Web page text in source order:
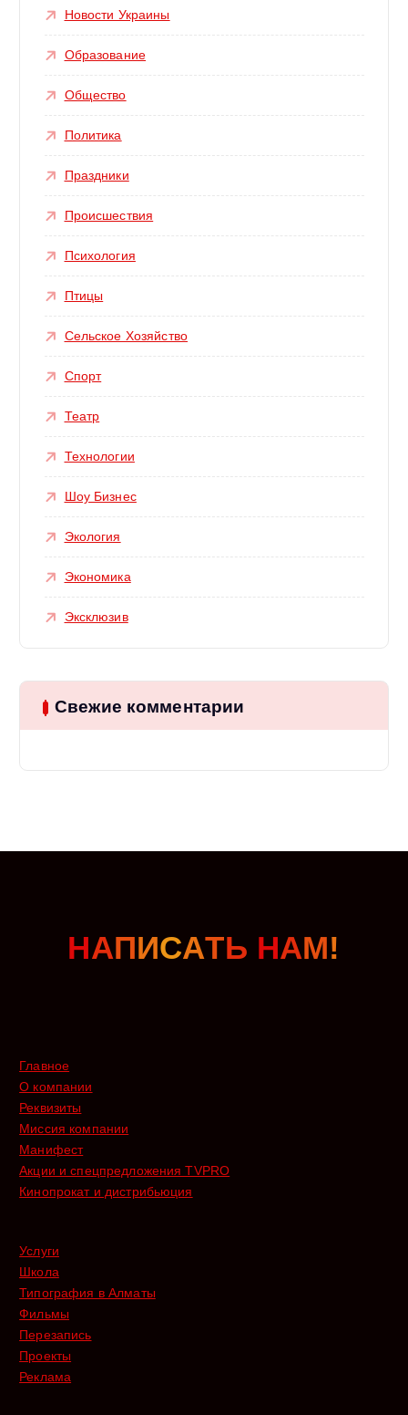
Новости Украины
Образование
Общество
Политика
Праздники
Происшествия
Психология
Птицы
Сельское Хозяйство
Спорт
Театр
Технологии
Шоу Бизнес
Экология
Экономика
Эксклюзив
Свежие комментарии
НАПИСАТЬ НАМ!
Главное
О компании
Реквизиты
Миссия компании
Манифест
Акции и спецпредложения TVPRO
Кинопрокат и дистрибьюция
Услуги
Школа
Типография в Алматы
Фильмы
Перезапись
Проекты
Реклама